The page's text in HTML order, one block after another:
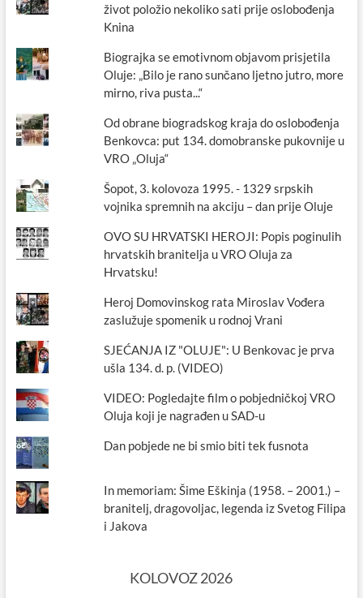
život položio nekoliko sati prije oslobođenja
Knina
Biograjka se emotivnom objavom prisjetila
Oluje: „Bilo je rano sunčano ljetno jutro, more
mirno, riva pusta...“
Od obrane biogradskog kraja do oslobođenja
Benkovca: put 134. domobranske pukovnije u
VRO „Oluja“
Šopot, 3. kolovoza 1995. - 1329 srpskih
vojnika spremnih na akciju – dan prije Oluje
OVO SU HRVATSKI HEROJI: Popis poginulih
hrvatskih branitelja u VRO Oluja za
Hrvatsku!
Heroj Domovinskog rata Miroslav Vođera
zaslužuje spomenik u rodnoj Vrani
SJEĆANJA IZ "OLUJE": U Benkovac je prva
ušla 134. d. p. (VIDEO)
VIDEO: Pogledajte film o pobjedničkoj VRO
Oluja koji je nagrađen u SAD-u
Dan pobjede ne bi smio biti tek fusnota
In memoriam: Šime Eškinja (1958. – 2001.) –
branitelj, dragovoljac, legenda iz Svetog Filipa
i Jakova
KOLOVOZ 2026